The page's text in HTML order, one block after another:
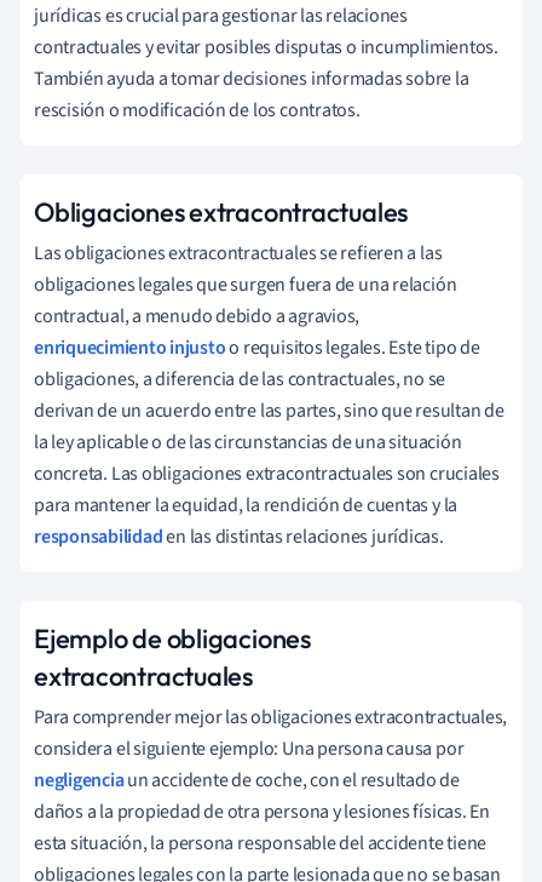
jurídicas es crucial para gestionar las relaciones
contractuales y evitar posibles disputas o incumplimientos.
También ayuda a tomar decisiones informadas sobre la
rescisión o modificación de los contratos.
Obligaciones extracontractuales
Las obligaciones extracontractuales se refieren a las
obligaciones legales que surgen fuera de una relación
contractual, a menudo debido a agravios,
enriquecimiento injustoo requisitos legales. Este tipo de
obligaciones, a diferencia de las contractuales, no se
derivan de un acuerdo entre las partes, sino que resultan de
la ley aplicable o de las circunstancias de una situación
concreta. Las obligaciones extracontractuales son cruciales
para mantener la equidad, la rendición de cuentas y la
responsabilidaden las distintas relaciones jurídicas.
Ejemplo de obligaciones
extracontractuales
Para comprender mejor las obligaciones extracontractuales,
considera el siguiente ejemplo: Una persona causa por
negligenciaun accidente de coche, con el resultado de
daños a la propiedad de otra persona y lesiones físicas. En
esta situación, la persona responsable del accidente tiene
obligaciones legales con la parte lesionada que no se basan